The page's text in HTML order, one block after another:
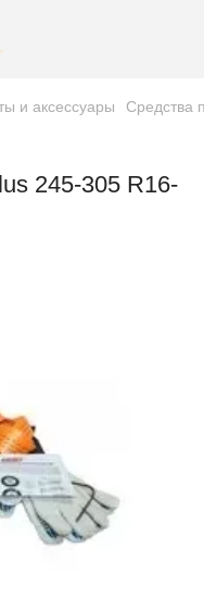
и аксессуары Средства
245-305 R16-